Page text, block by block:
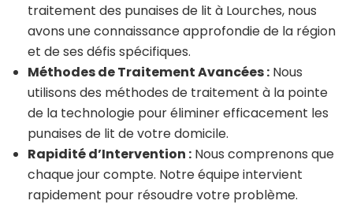
traitement des punaises de lit à Lourches, nous
avons une connaissance approfondie de la région
et de ses défis spécifiques.
Méthodes de Traitement Avancées : Nous
utilisons des méthodes de traitement à la pointe
de la technologie pour éliminer efficacement les
punaises de lit de votre domicile.
Rapidité d’Intervention : Nous comprenons que
chaque jour compte. Notre équipe intervient
rapidement pour résoudre votre problème.